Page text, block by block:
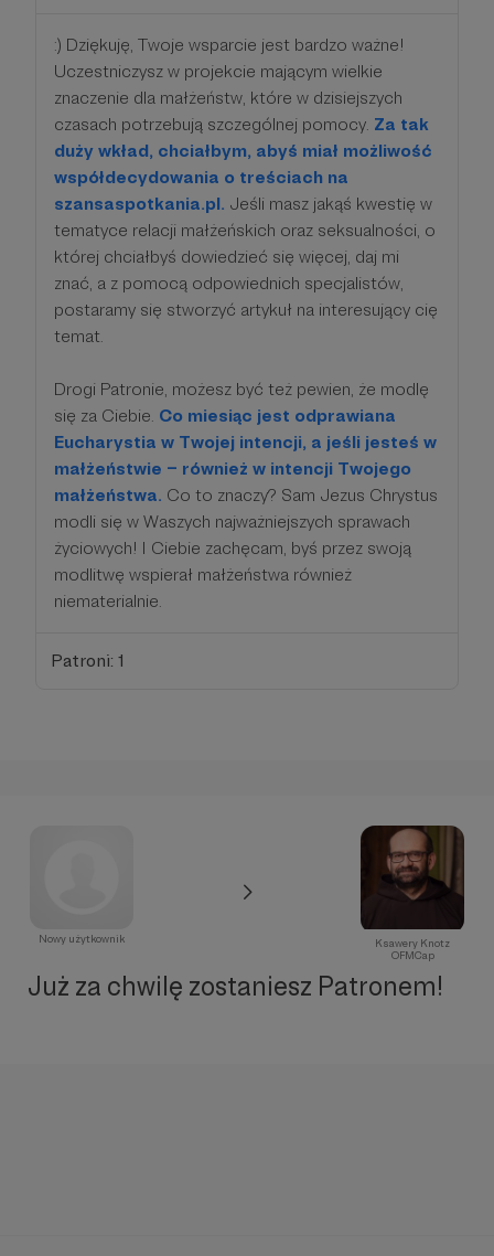
:) Dziękuję, Twoje wsparcie jest bardzo ważne!
Uczestniczysz w projekcie mającym wielkie
znaczenie dla małżeństw, które w dzisiejszych
czasach potrzebują szczególnej pomocy. Za tak
duży wkład, chciałbym, abyś miał możliwość
współdecydowania o treściach na
szansaspotkania.pl. Jeśli masz jakąś kwestię w
tematyce relacji małżeńskich oraz seksualności, o
której chciałbyś dowiedzieć się więcej, daj mi
znać, a z pomocą odpowiednich specjalistów,
postaramy się stworzyć artykuł na interesujący cię
temat.
Drogi Patronie, możesz być też pewien, że modlę
się za Ciebie. Co miesiąc jest odprawiana
Eucharystia w Twojej intencji, a jeśli jesteś w
małżeństwie – również w intencji Twojego
małżeństwa. Co to znaczy? Sam Jezus Chrystus
modli się w Waszych najważniejszych sprawach
życiowych! I Ciebie zachęcam, byś przez swoją
modlitwę wspierał małżeństwa również
niematerialnie.
Patroni: 1
Nowy użytkownik
Ksawery Knotz
OFMCap
Już za chwilę zostaniesz Patronem!